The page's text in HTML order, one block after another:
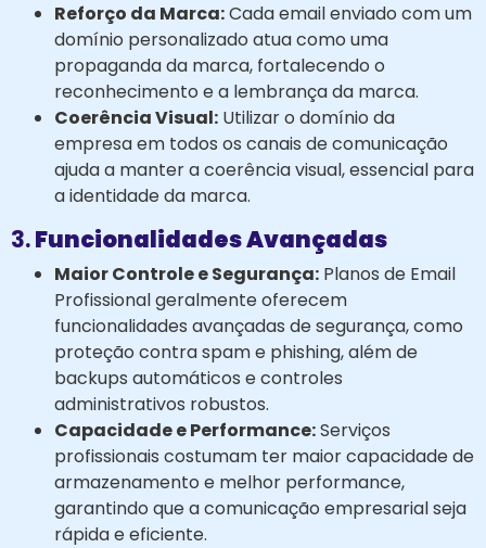
Reforço da Marca:Cada email enviado com um
domínio personalizado atua como uma
propaganda da marca, fortalecendo o
reconhecimento e a lembrança da marca.
Coerência Visual: Utilizar o domínio da
empresa em todos os canais de comunicação
ajuda a manter a coerência visual, essencial para
a identidade da marca.
3.Funcionalidades Avançadas
Maior Controle e Segurança: Planos de Email
Profissional geralmente oferecem
funcionalidades avançadas de segurança, como
proteção contra spam e phishing, além de
backups automáticos e controles
administrativos robustos.
Capacidade e Performance:Serviços
profissionais costumam ter maior capacidade de
armazenamento e melhor performance,
garantindo que a comunicação empresarial seja
rápida e eficiente.